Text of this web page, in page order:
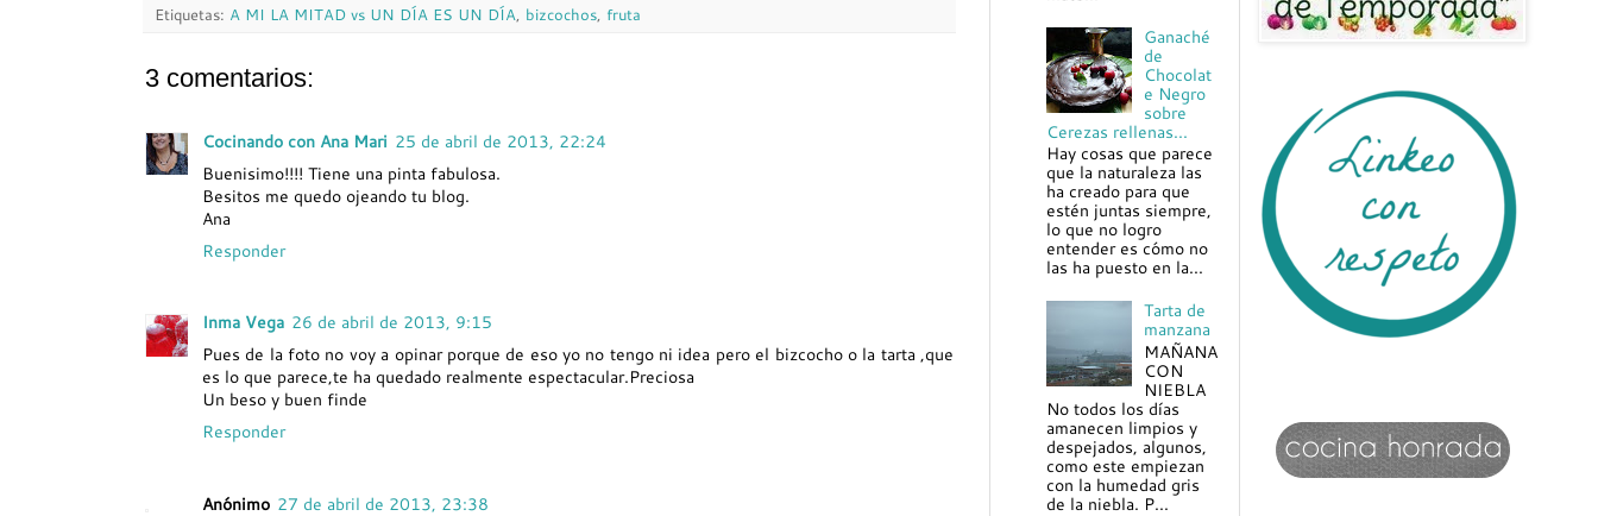
Etiquetas: A MI LA MITAD vs UN DÍA ES UN DÍA bizcochos fruta
3 comentarios:
Cocinando con Ana Mari 25 de abril de 2013, 22:24
Buenisimo!!!! Tiene una pinta fabulosa.
Besitos me quedo ojeando tu blog.
Ana
Responder
Inma Vega 26 de abril de 2013, 9:15
Pues de la foto no voy a opinar porque de eso yo no tengo ni idea pero el bizcocho o la tarta ,que
es lo que parece,te ha quedado realmente espectacular.Preciosa
Un beso y buen finde
Responder
Anónimo 27 de abril de 2013, 23:38
Ganaché
de
Chocolat
e Negro
sobre
Cerezas rellenas...
Hay cosas que parece
que la naturaleza las
ha creado para que
estén juntas siempre,
lo que no logro
entender es cómo no
las ha puesto en la...
Tarta de
manzana
MAÑANA
CON
NIEBLA
No todos los días
amanecen limpios y
despejados, algunos,
como este empiezan
con la humedad gris
de la niebla. P...